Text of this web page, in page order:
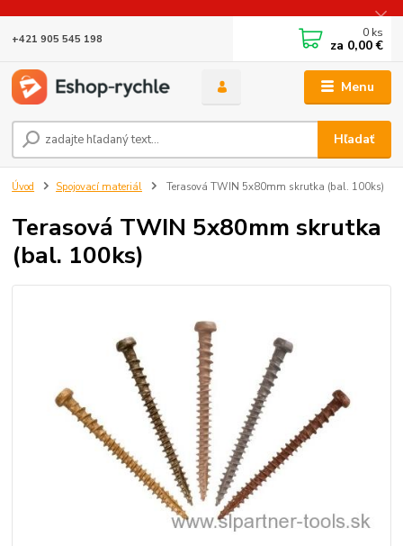
Menu
Hľadať
+421 905 545 198 0 ks
za 0,00 €
Úvod Spojovací materiál Terasová TWIN 5x80mm skrutka (bal. 100ks)
Terasová TWIN 5x80mm skrutka
(bal. 100ks)